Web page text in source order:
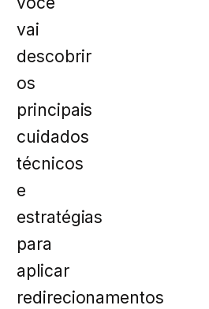
vai
descobrir
os
principais
cuidados
técnicos
e
estratégias
para
aplicar
redirecionamentos